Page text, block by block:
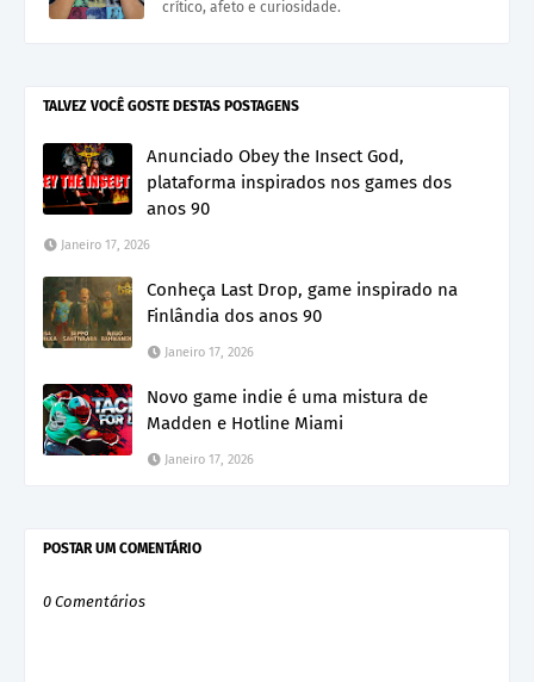
crítico, afeto e curiosidade.
TALVEZ VOCÊ GOSTE DESTAS POSTAGENS
Anunciado Obey the Insect God,
plataforma inspirados nos games dos
anos 90
Janeiro 17, 2026
Conheça Last Drop, game inspirado na
Finlândia dos anos 90
Janeiro 17, 2026
Novo game indie é uma mistura de
Madden e Hotline Miami
Janeiro 17, 2026
POSTAR UM COMENTÁRIO
0 Comentários